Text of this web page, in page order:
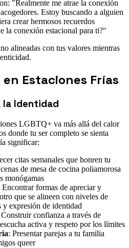
"Realmente me atrae la conexión
Estoy buscando a alguien
crear hermosos recuerdos
la conexión estacional para ti?"
alineadas con tus valores mientras
Estaciones Frías
la Identidad
LGBTQ+ va más allá del calor
donde tu ser completo se sienta
significar:
citas semanales que honren tu
de mesa de cocina poliamorosa
monógamas
Encontrar formas de apreciar y
que se alineen con niveles de
expresión de identidad
Construir confianza a través de
activa y respeto por los límites
: Presentar parejas a tu familia
queer